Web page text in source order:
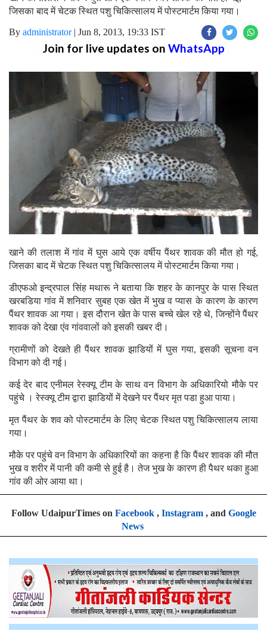
जिसका बाद में चेटक स्थित पशु चिकित्सालय में पोस्टमार्टम किया गया।
By administrator| Jun 8, 2013, 19:33 IST
Join for live updates on WhatsApp
खाने की तलाश में गांव में घुस आये एक वर्षीय पैंथर शावक की मौत हो गई,
जिसका बाद में चेटक स्थित पशु चिकित्सालय में पोस्टमार्टम किया गया।
डीएफओ इन्द्रपाल सिंह मथारू ने बताया कि शहर के कानपुर के पास स्थित
खरबडिया गांव में शनिवार सुबह एक खेत में भुख व प्यास के कारण के कारण
पैंथर शावक आ गया। इस दौरान खेत के पास बच्चे खेल रहे थे, जिन्होंने पैंथर
शावक को देखा एंव गांववालों को इसकी खबर दी।
ग्रामीणों को देखते ही पैंथर शावक झाडियों में घुस गया, इसकी सूचना वन
विभाग को दी गई।
कई देर बाद एनीमल रेस्क्यू टीम के साथ वन विभाग के अधिकारियो मौके पर
पहुंचे । रेस्क्यू टीम द्वारा झाडियों में देखने पर पैंथर मृत पडा हुआ पाया।
मृत पैंथर के शव को पोस्टमार्टम के लिए चेटक स्थित पशु चिकित्सालय लाया
गया।
मौके पर पहुंचे वन विभाग के अधिकारियों का कहना है कि पैंथर शावक की मौत
भुख व शरीर में पानी की कमी से हुई है। तेज भुख के कारण ही पैथर थका हुआ
गांव की ओर आया था।
Follow UdaipurTimes on Facebook, Instagram, and Google
News